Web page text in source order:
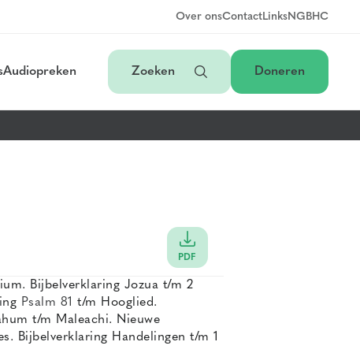
Over onsContactLinksNGBHC
Audiopreken Zoeken Doneren
PDF
Bijbelverklaring Jozua t/m 2
Psalm 81
t/m Hooglied.
t/m Maleachi. Nieuwe
Bijbelverklaring Handelingen t/m 1